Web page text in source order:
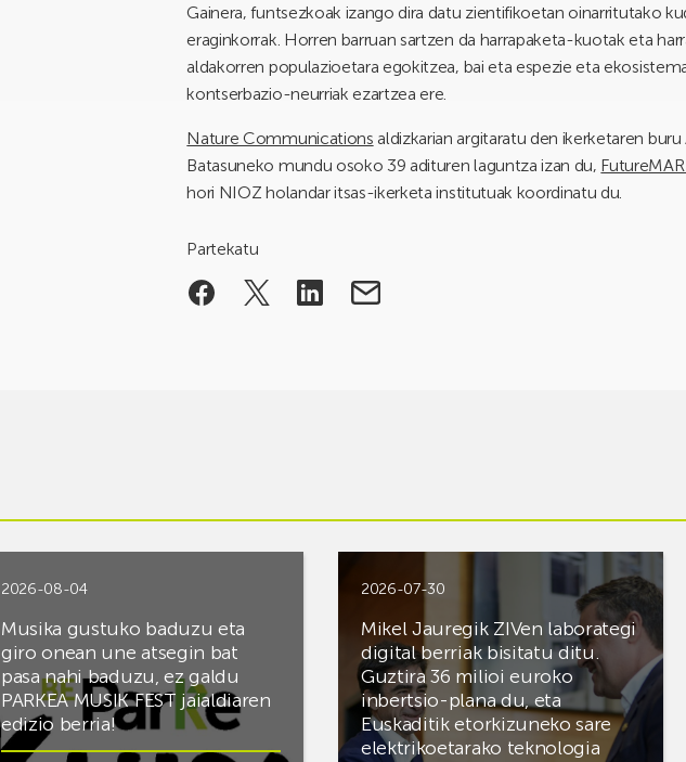
Gainera, funtsezkoak izango dira datu zientifikoetan oinarritutako
eraginkorrak. Horren barruan sartzen da harrapaketa-kuotak eta
aldakorren populazioetara egokitzea, bai eta espezie eta
kontserbazio-neurriak ezartzea ere.
Nature Communications aldizkarian argitaratu den ikerketaren
Batasuneko mundu osoko 39 adituren laguntza izan du,
hori NIOZ holandar itsas-ikerketa institutuak koordinatu du.
Partekatu
2026-08-04
Musika gustuko baduzu eta
giro onean une atsegin bat
pasa nahi baduzu, ez galdu
PARKEA MUSIK FEST jaialdiaren
edizio berria!
2026-07-30
Mikel Jauregik ZIVen laborategi
digital berriak bisitatu ditu.
Guztira 36 milioi euroko
inbertsio-plana du, eta
Euskaditik etorkizuneko sare
elektrikoetarako teknologia